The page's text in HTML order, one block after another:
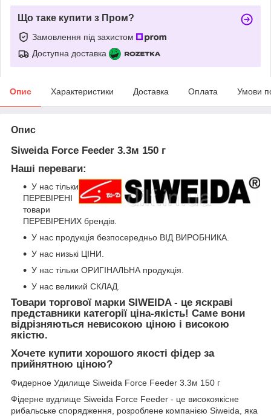
Що таке купити з Пром?
Замовлення під захистом
Доступна доставка
Опис Характеристики Доставка Оплата Умови
Опис
Siweida Force Feeder 3.3м 150 г
Наші переваги:
У нас тільки
ПЕРЕВІРЕНІ
товари
ПЕРЕВІРЕНИХ брендів.
У нас продукція безпосередньо ВІД ВИРОБНИКА.
У нас низькі ЦІНИ.
У нас тільки ОРИГІНАЛЬНА продукція.
У нас великий СКЛАД.
Товари торгової марки SIWEIDA - це яскраві
представники категорії ціна-якість! Саме вони
відрізняються невисокою ціною і високою
якістю.
Хочете купити хорошого якості фідер за
прийнятною ціною?
Фидерное Удилище Siweida Force Feeder 3.3м 150 г
Фідерне вудлище Siweida Force Feeder - це високоякісне
рибальське спорядження, розроблене компанією Siweida, яка